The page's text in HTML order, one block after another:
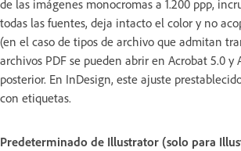
de las imágenes monocromas a 1.200 ppp,
todas las fuentes, deja intacto el color y no
(en el caso de tipos de archivo que admitan
archivos PDF se pueden abrir en Acrobat 5.0 y
posterior. En InDesign, este ajuste
con etiquetas.
Predeterminado de Illustrator (solo para